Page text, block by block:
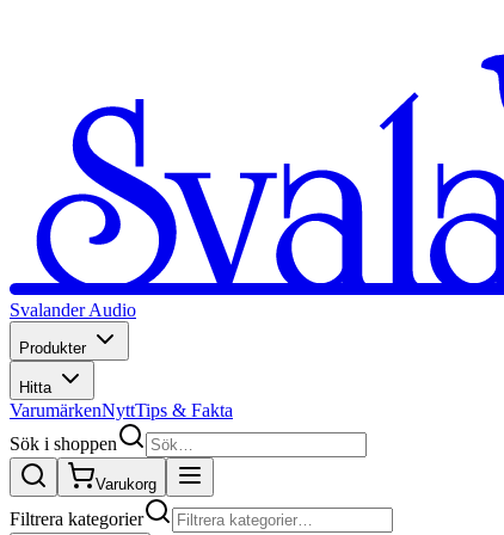
Svalander Audio
Produkter
Hitta
VarumärkenNyttTips & Fakta
Sök i shoppen
Varukorg
Filtrera kategorier